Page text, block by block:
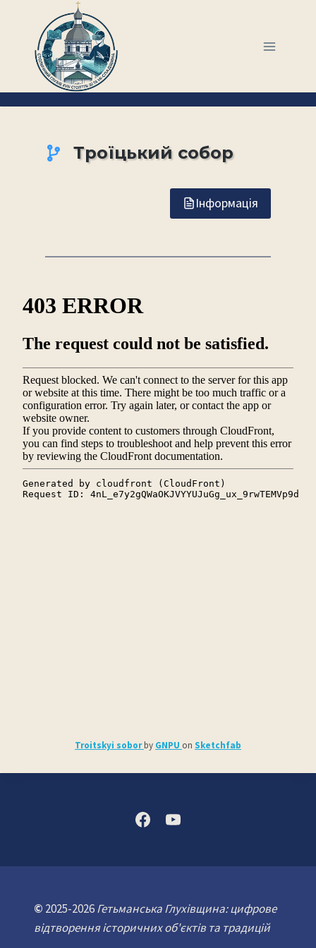
Троїцький собор
Інформація
Troitskyi soborby GNPU on Sketchfab
© 2025-2026Гетьманська Глухівщина: цифрове
відтворення історичних об'єктів та традицій